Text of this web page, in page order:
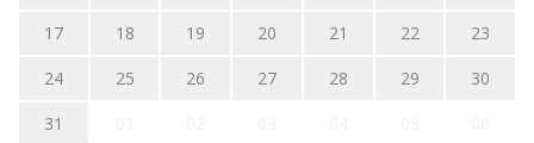
17
18 19 20 21 22
23
24
25 26 27 28 29
30
31